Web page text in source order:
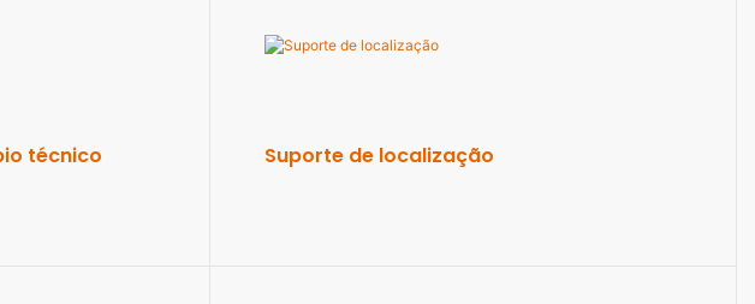
técnico Suporte de localização